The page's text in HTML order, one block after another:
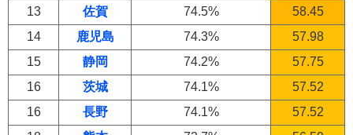
13
佐賀 74.5%
58.45
14
鹿児島 74.3%
57.98
15
静岡 74.2%
57.75
16
茨城 74.1%
57.52
16
長野 74.1%
57.52